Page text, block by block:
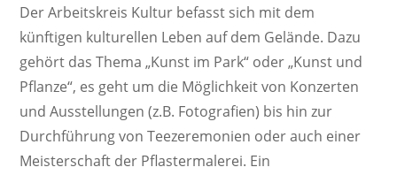
Der Arbeitskreis Kultur befasst sich mit dem
künftigen kulturellen Leben auf dem Gelände. Dazu
gehört das Thema „Kunst im Park“ oder „Kunst und
Pflanze“, es geht um die Möglichkeit von Konzerten
und Ausstellungen (z.B. Fotografien) bis hin zur
Durchführung von Teezeremonien oder auch einer
Meisterschaft der Pflastermalerei. Ein